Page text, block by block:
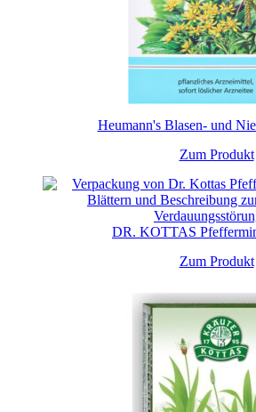
Heumann's Blasen- und
Zum Produkt
DR. KOTTAS
Zum Produkt